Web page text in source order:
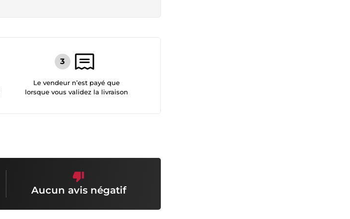
Le vendeur n’est payé que
lorsque vous validez la livraison
Aucun avis négatif